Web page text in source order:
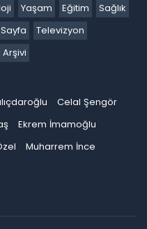
Yaşam Eğitim
Sağlık
Televizyon
Arşivi
Celal Şengör
Ekrem İmamoğlu
Muharrem İnce